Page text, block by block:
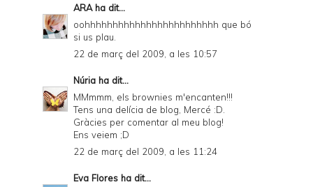
ARAha dit...
oohhhhhhhhhhhhhhhhhhhhhhhh que bó
si us plau.
22 de març del 2009, a les 10:57
Núria ha dit...
MMmmm, els brownies m'encanten!!!
Tens una delícia de blog, Mercé :D.
Gràcies per comentar al meu blog!
Ens veiem ;D
22 de març del 2009, a les 11:24
Eva Flores ha dit...